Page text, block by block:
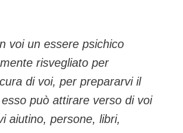
voi un essere psichico
risvegliato per
di voi, per prepararvi il
può attirare verso di voi
aiutino, persone, libri,